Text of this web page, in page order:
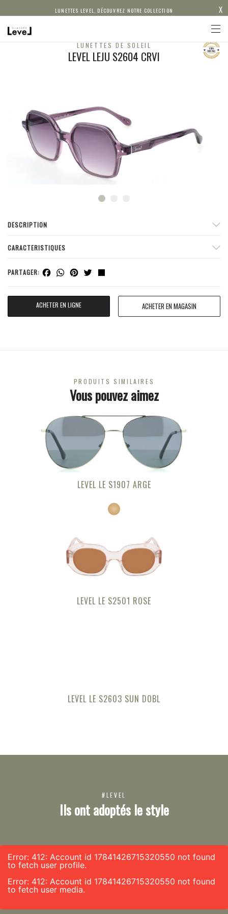
LUNETTES LEVEL, DÉCOUVREZ NOTRE COLLECTION X
LUNETTES DE SOLEIL
LEVEL LEJU S2604 CRVI
DESCRIPTION
CARACTERISTIQUES
PARTAGER: Facebook
WhatsApp
Pinterest
Twitter
ACHETER EN LIGNE ACHETER EN MAGASIN
PRODUITS SIMILAIRES
Vous pouvez aimez
LEVEL LE S1907 ARGE
LEVEL LE S2501 ROSE
LEVEL LE S2603 SUN DOBL
#LEVEL
Ils ont adoptés le style
Error: 412: Account id 17841426715320550 not found
to fetch user profile.
Error: 412: Account id 17841426715320550 not found
to fetch user media.